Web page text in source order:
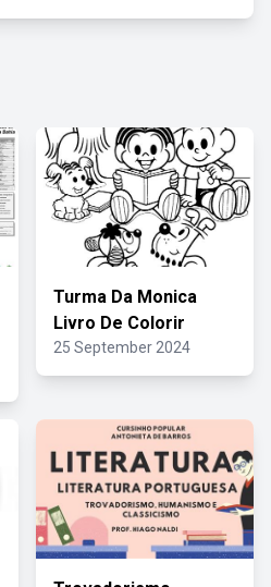
Turma Da Monica
Livro De Colorir
25 September 2024